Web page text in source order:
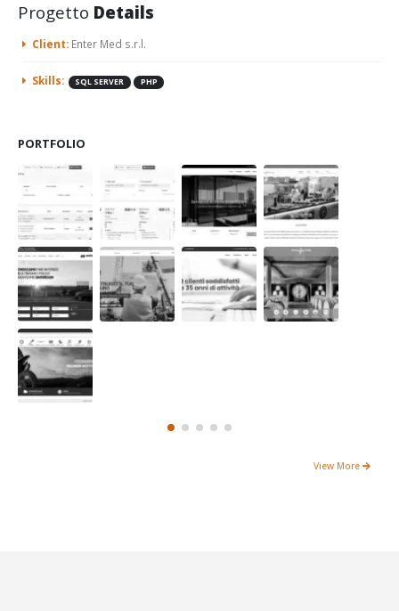
Progetto Details
Client: Enter Med s.r.l.
Skills: SQL SERVER PHP
PORTFOLIO
View More